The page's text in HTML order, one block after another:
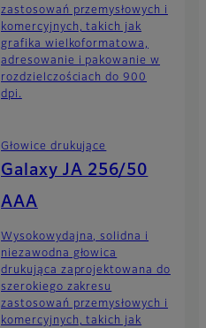
zastosowań przemysłowych i
komercyjnych, takich jak
grafika wielkoformatowa,
adresowanie i pakowanie w
rozdzielczościach do 900
dpi.
Głowice drukujące
Galaxy JA 256/50
AAA
Wysokowydajna, solidna i
niezawodna głowica
drukująca zaprojektowana do
szerokiego zakresu
zastosowań przemysłowych i
komercyjnych, takich jak